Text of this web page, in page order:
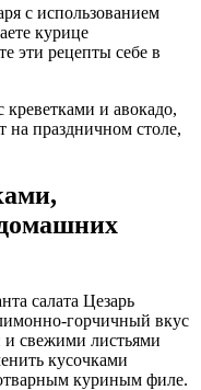
с использованием
курице
эти рецепты себе в
и авокадо,
на праздничном столе,
салата Цезарь
горчичный вкус
и свежими листьями
кусочками
куриным филе.